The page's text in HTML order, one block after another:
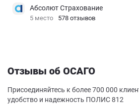
Абсолют Страхование
5 место 578 отзывов
Отзывы об ОСАГО
Присоединяйтесь к более 700 000
удобство и надежность ПОЛИС 812